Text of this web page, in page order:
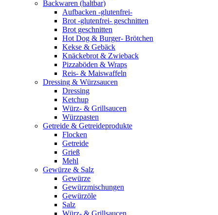
Backwaren (haltbar)
Aufbacken -glutenfrei-
Brot -glutenfrei- geschnitten
Brot geschnitten
Hot Dog & Burger- Brötchen
Kekse & Gebäck
Knäckebrot & Zwieback
Pizzaböden & Wraps
Reis- & Maiswaffeln
Dressing & Würzsaucen
Dressing
Ketchup
Würz- & Grillsaucen
Würzpasten
Getreide & Getreideprodukte
Flocken
Getreide
Grieß
Mehl
Gewürze & Salz
Gewürze
Gewürzmischungen
Gewürzöle
Salz
Würz- & Grillsaucen